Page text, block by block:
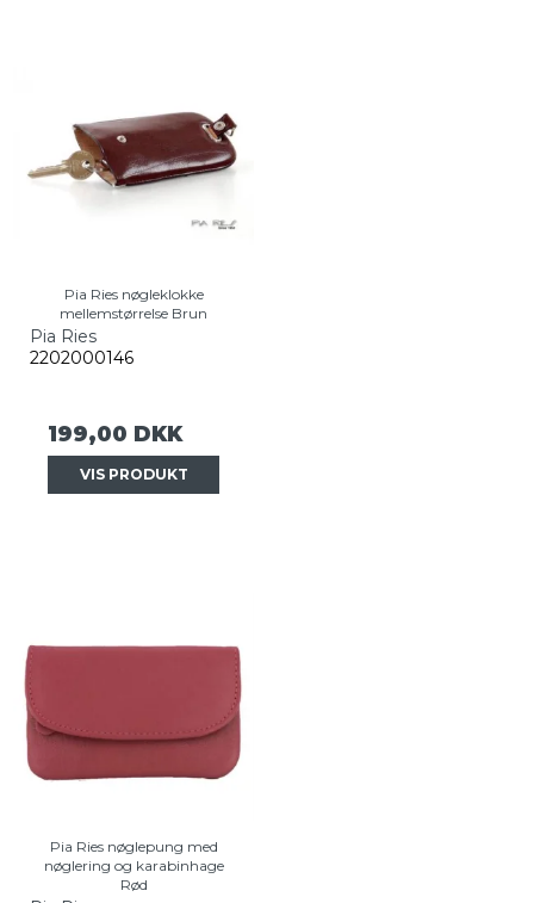
Pia Ries nøgleklokke
mellemstørrelse Brun
Pia Ries
2202000146
199,00 DKK
VIS PRODUKT
Pia Ries nøglepung med
nøglering og karabinhage
Rød